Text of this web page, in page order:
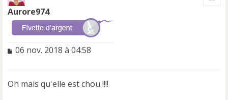
Aurore974
M
s
a
06 nov. 2018 à 04:58
Oh mais qu'elle est chou !!!!